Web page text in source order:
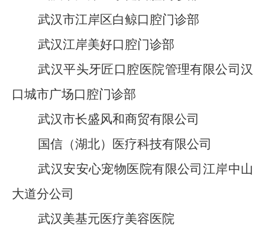
武汉市江岸区白鲸口腔门诊部
武汉江岸美好口腔门诊部
武汉平头牙匠口腔医院管理有限公司汉
口城市广场口腔门诊部
武汉市长盛风和商贸有限公司
国信（湖北）医疗科技有限公司
武汉安安心宠物医院有限公司江岸中山
大道分公司
武汉美基元医疗美容医院